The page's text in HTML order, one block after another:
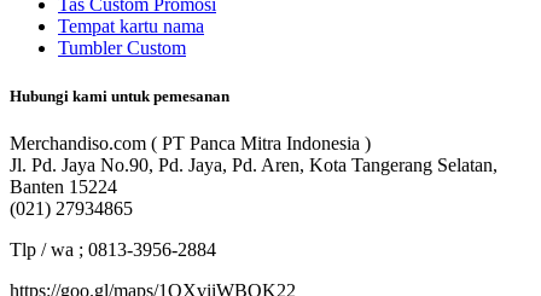
Tas Custom Promosi
Tempat kartu nama
Tumbler Custom
Hubungi kami untuk pemesanan
Merchandiso.com ( PT Panca Mitra Indonesia )
Jl. Pd. Jaya No.90, Pd. Jaya, Pd. Aren, Kota Tangerang Selatan,
Banten 15224
(021) 27934865
Tlp / wa ; 0813-3956-2884
https://goo.gl/maps/1QXviiWBQK22